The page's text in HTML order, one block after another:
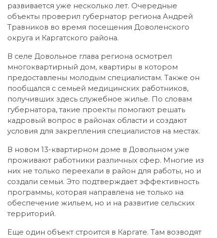
развивается уже несколько лет. Очередные
объекты проверил губернатор региона Андрей
Травников во время посещения Доволенского
округа и Каргатского района.
В селе Довольное глава региона осмотрел
многоквартирный дом, квартиры в котором
предоставлены молодым специалистам. Также он
пообщался с семьей медицинских работников,
получивших здесь служебное жилье. По словам
губернатора, такие проекты помогают решать
кадровый вопрос в районах области и создают
условия для закрепления специалистов на местах.
В новом 13-квартирном доме в Довольном уже
проживают работники различных сфер. Многие из
них не только переехали в район для работы, но и
создали семьи. Это подтверждает эффективность
программы, которая направлена не только на
обеспечение жильем, но и на развитие сельских
территорий.
Еще один объект строится в Каргате. Там возводят